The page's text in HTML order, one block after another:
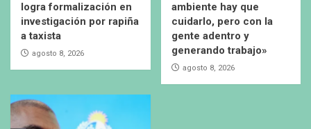
logra formalización en
investigación por rapiña
a taxista
agosto 8, 2026
ambiente hay que
cuidarlo, pero con la
gente adentro y
generando trabajo»
agosto 8, 2026